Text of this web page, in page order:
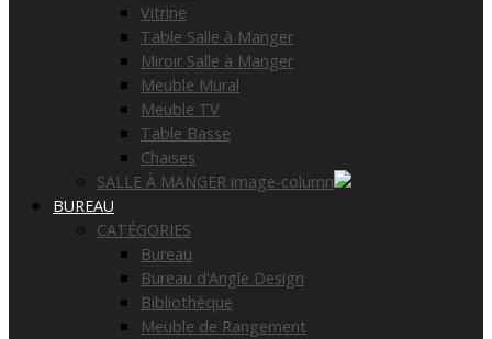
Vitrine
Table Salle à Manger
Miroir Salle à Manger
Meuble Mural
Meuble TV
Table Basse
Chaises
SALLE À MANGER image-column
BUREAU
CATÉGORIES
Bureau
Bureau d’Angle Design
Bibliothèque
Meuble de Rangement